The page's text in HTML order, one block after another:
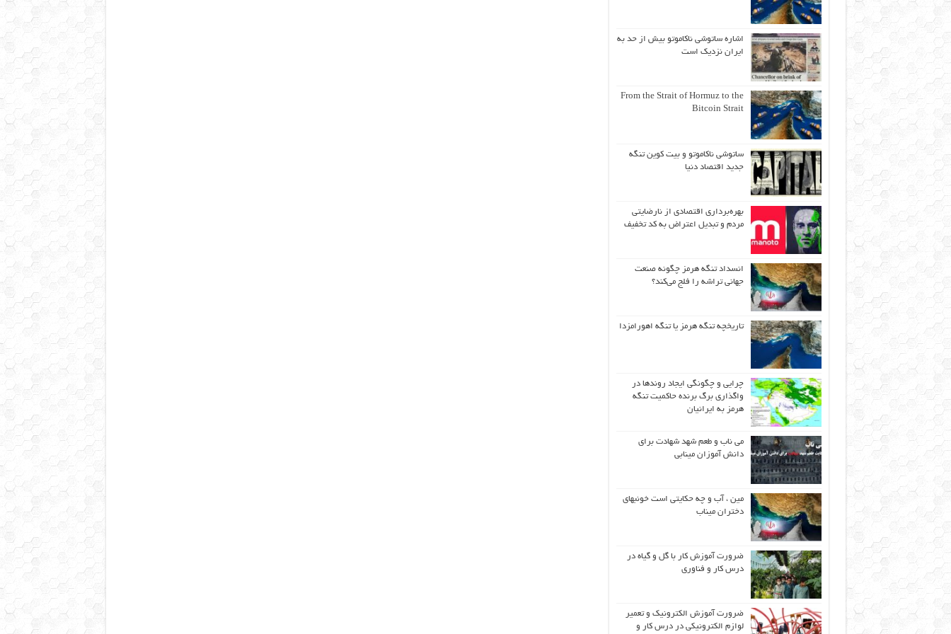
اشاره ساتوشی ناکاموتو بیش از حد به
ایران نزدیک است
From the Strait of Hormuz to the
Bitcoin Strait
ساتوشی ناکاموتو و بیت کوین تنگه
جدید اقتصاد دنیا
بهره‌برداری اقتصادی از نارضایتی
مردم و تبدیل اعتراض به کد تخفیف
انسداد تنگه هرمز چگونه صنعت
جهانی تراشه را فلج می‌کند؟
تاریخچه تنگه هرمز یا تنگه اهورامزدا
چرایی و چگونگی ایجاد روندها در
واگذاری برگ برنده حاکمیت تنگه
هرمز به ایرانیان
می ناب و طعم شهد شهادت برای
دانش آموزان مینابی
مین ، آب و چه حکایتی است خونبهای
دختران میناب
ضرورت آموزش کار با گل و گیاه در
درس کار و فناوری
ضرورت آموزش الکترونیک و تعمیر
لوازم الکترونیکی در درس کار و